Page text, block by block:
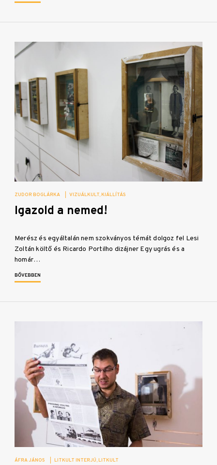
ZUDOR BOGLÁRKA VIZUÁLKULT KIÁLLÍTÁS
Igazold a nemed!
Merész és egyáltalán nem szokványos témát dolgoz fel Lesi
Zoltán költő és Ricardo Portilho dizájner Egy ugrás és a
homár…
BŐVEBBEN
ÁFRA JÁNOS LITKULT INTERJÚ LITKULT